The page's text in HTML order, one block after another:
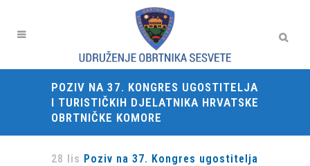
POZIV NA 37. KONGRES UGOSTITELJA
I TURISTIČKIH DJELATNIKA HRVATSKE
OBRTNIČKE KOMORE
28 lis Poziv na 37. Kongres ugostitelja